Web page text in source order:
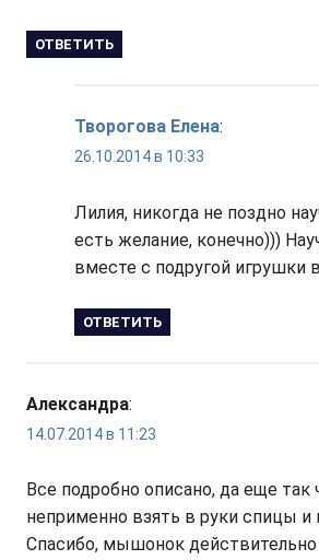
ОТВЕТИТЬ
Творогова Елена:
26.10.2014 в 10:33
Лилия, никогда не поздно
есть желание, конечно)))
вместе с подругой игрушки
ОТВЕТИТЬ
Александра:
14.07.2014 в 11:23
Все подробно описано, да еще так
неприменно взять в руки спицы и
Спасибо, мышонок действительно